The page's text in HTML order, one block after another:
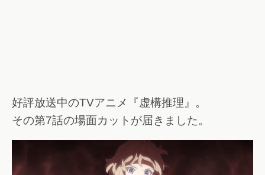
好評放送中のTVアニメ『虚構推理』。
その第7話の場面カットが届きました。